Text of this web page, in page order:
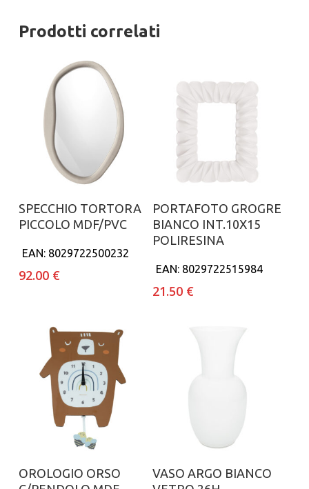
Prodotti correlati
Aggiungi al carrello
SPECCHIO TORTORA
PICCOLO MDF/PVC
EAN: 8029722500232
92.00 €
Aggiungi al carrello
PORTAFOTO GROGRE
BIANCO INT.10X15
POLIRESINA
EAN: 8029722515984
21.50 €
Aggiungi al carrello
OROLOGIO ORSO
Aggiungi al carrello
VASO ARGO BIANCO